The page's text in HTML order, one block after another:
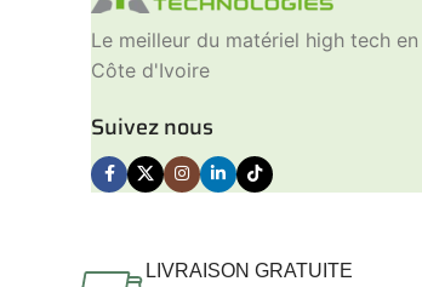
Le meilleur du matériel high tech en
Côte d'Ivoire
Suivez nous
LIVRAISON GRATUITE